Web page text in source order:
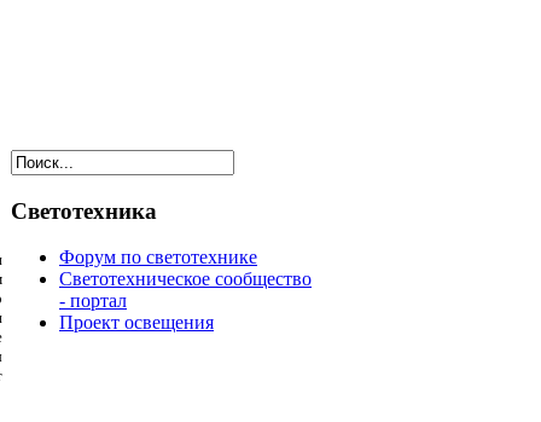
Светотехника
Форум по светотехнике
Светотехническое сообщество
- портал
Проект освещения